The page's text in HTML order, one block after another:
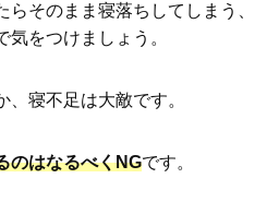
らそのまま寝落ちしてしまう、
をつけましょう。
寝不足は大敵です。
のはなるべくNGです。